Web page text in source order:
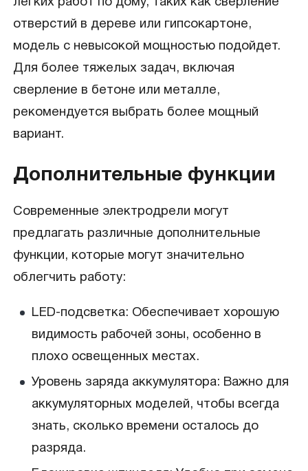
отверстий в дереве или гипсокартоне,
модель с невысокой мощностью подойдет.
Для более тяжелых задач, включая
сверление в бетоне или металле,
рекомендуется выбрать более мощный
вариант.
Дополнительные функции
Современные электродрели могут
предлагать различные дополнительные
функции, которые могут значительно
облегчить работу:
LED-подсветка: Обеспечивает хорошую
видимость рабочей зоны, особенно в
плохо освещенных местах.
Уровень заряда аккумулятора: Важно для
аккумуляторных моделей, чтобы всегда
знать, сколько времени осталось до
разряда.